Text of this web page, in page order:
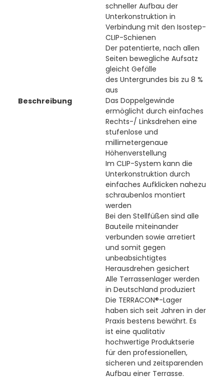
Beschreibung
schneller Aufbau der
Unterkonstruktion in
Verbindung mit den Isostep-
CLIP-Schienen
Der patentierte, nach allen
Seiten bewegliche Aufsatz
gleicht Gefälle
des Untergrundes bis zu 8 %
aus
Das Doppelgewinde
ermöglicht durch einfaches
Rechts-/ Linksdrehen eine
stufenlose und
millimetergenaue
Höhenverstellung
Im CLIP-System kann die
Unterkonstruktion durch
einfaches Aufklicken nahezu
schraubenlos montiert
werden
Bei den Stellfüßen sind alle
Bauteile miteinander
verbunden sowie arretiert
und somit gegen
unbeabsichtigtes
Herausdrehen gesichert
Alle Terrassenlager werden
in Deutschland produziert
Die TERRACON®-Lager
haben sich seit Jahren in der
Praxis bestens bewährt. Es
ist eine qualitativ
hochwertige Produktserie
für den professionellen,
sicheren und zeitsparenden
Aufbau einer Terrasse.